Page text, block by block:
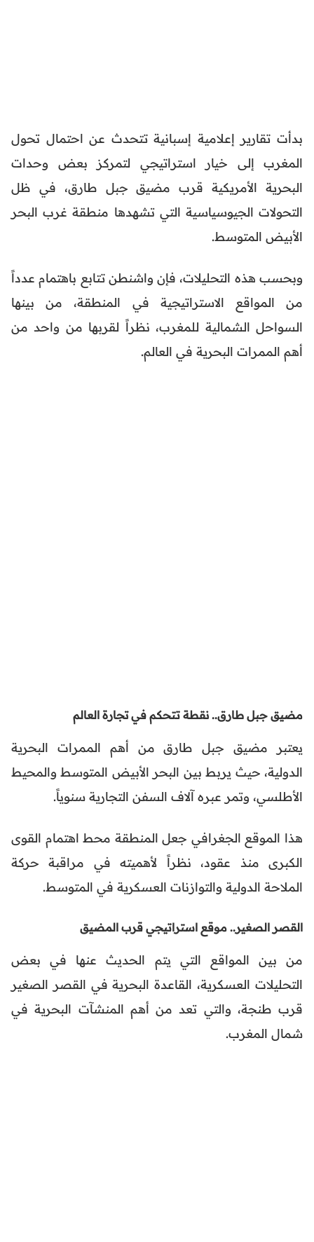
بدأت تقارير إعلامية إسبانية تتحدث عن احتمال تحول
المغرب إلى خيار استراتيجي لتمركز بعض وحدات
البحرية الأمريكية قرب مضيق جبل طارق، في ظل
التحولات الجيوسياسية التي تشهدها منطقة غرب البحر
الأبيض المتوسط.
وبحسب هذه التحليلات، فإن واشنطن تتابع باهتمام عدداً
من المواقع الاستراتيجية في المنطقة، من بينها
السواحل الشمالية للمغرب، نظراً لقربها من واحد من
أهم الممرات البحرية في العالم.
مضيق جبل طارق.. نقطة تتحكم في تجارة العالم
يعتبر مضيق جبل طارق من أهم الممرات البحرية
الدولية، حيث يربط بين البحر الأبيض المتوسط والمحيط
الأطلسي، وتمر عبره آلاف السفن التجارية سنوياً.
هذا الموقع الجغرافي جعل المنطقة محط اهتمام القوى
الكبرى منذ عقود، نظراً لأهميته في مراقبة حركة
الملاحة الدولية والتوازنات العسكرية في المتوسط.
القصر الصغير.. موقع استراتيجي قرب المضيق
من بين المواقع التي يتم الحديث عنها في بعض
التحليلات العسكرية، القاعدة البحرية في القصر الصغير
قرب طنجة، والتي تعد من أهم المنشآت البحرية في
شمال المغرب.